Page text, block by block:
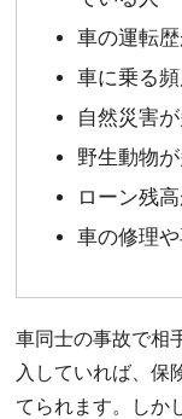
車の運転
車に乗る
自然災害
野生動物
ローン残
車の修理
車同士の事故で相
入していれば、保
てられます。しか